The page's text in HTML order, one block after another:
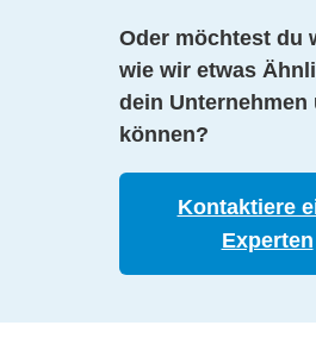
Oder möchtest du
wie wir etwas
dein Unternehmen
können?
Kontaktiere
Experten